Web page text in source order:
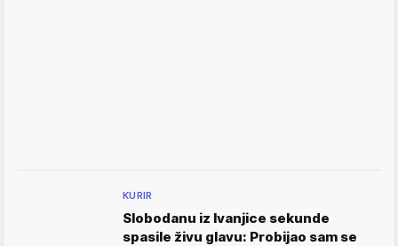
KURIR
Slobodanu iz Ivanjice sekunde
spasile živu glavu: Probijao sam se